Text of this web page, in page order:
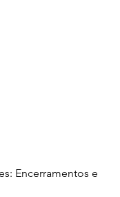
Encerramentos e